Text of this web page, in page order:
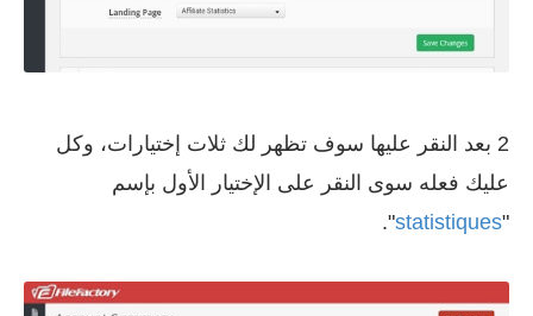
2 بعد النقر عليها سوف تظهر لك ثلات إختيارات، وكل
عليك فعله سوى النقر على الإختيار الأول بإسم
"
statistiques
".